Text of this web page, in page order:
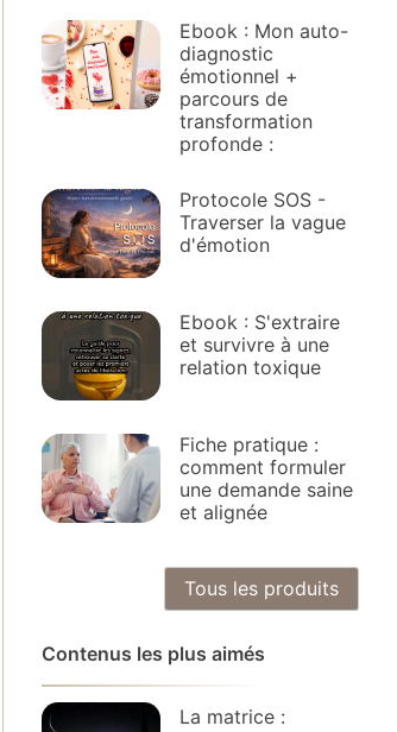
Ebook : Mon auto-
diagnostic
émotionnel +
parcours de
transformation
profonde :
Protocole SOS -
Traverser la vague
d'émotion
Ebook : S'extraire
et survivre à une
relation toxique
Fiche pratique :
comment formuler
une demande saine
et alignée
Tous les produits
Contenus les plus aimés
La matrice :